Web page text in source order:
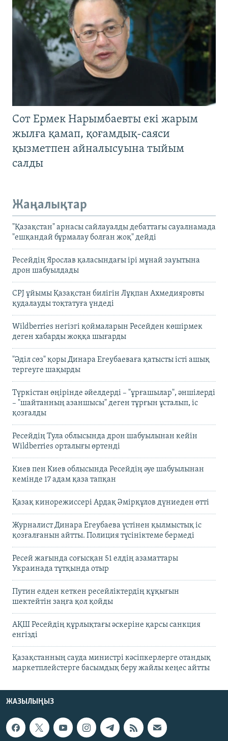
Сот Ермек Нарымбаевты екі жарым
жылға қамап, қоғамдық-саяси
қызметпен айналысуына тыйым
салды
Жаңалықтар
"Қазақстан" арнасы сайлауалды дебаттағы сауалнамада
"ешқандай бұрмалау болған жоқ" дейді
Ресейдің Ярослав қаласындағы ірі мұнай зауытына
дрон шабуылдады
CPJ ұйымы Қазақстан билігін Лұқпан Ахмедияровты
қудалауды тоқтатуға үндеді
Wildberries негізгі қоймаларын Ресейден көшірмек
деген хабарды жоққа шығарды
"Әділ сөз" қоры Динара Егеубаеваға қатысты істі ашық
тергеуге шақырды
Түркістан өңірінде әйелдерді – "ұрғашылар", әншілерді
– "шайтанның азаншысы" деген тұрғын ұсталып, іс
қозғалды
Ресейдің Тула облысында дрон шабуылынан кейін
Wildberries орталығы өртенді
Киев пен Киев облысында Ресейдің әуе шабуылынан
кемінде 17 адам қаза тапқан
Қазақ кинорежиссері Ардақ Әмірқұлов дүниеден өтті
Журналист Динара Егеубаева үстінен қылмыстық іс
қозғалғанын айтты. Полиция түсініктеме бермеді
Ресей жағында соғысқан 51 елдің азаматтары
Украинада тұтқында отыр
Путин елден кеткен ресейліктердің құқығын
шектейтін заңға қол қойды
АҚШ Ресейдің құрлықтағы әскеріне қарсы санкция
енгізді
Қазақстанның сауда министрі кәсіпкерлерге отандық
маркетплейстерге басымдық беру жайлы кеңес айтты
ЖАЗЫЛЫҢЫЗ